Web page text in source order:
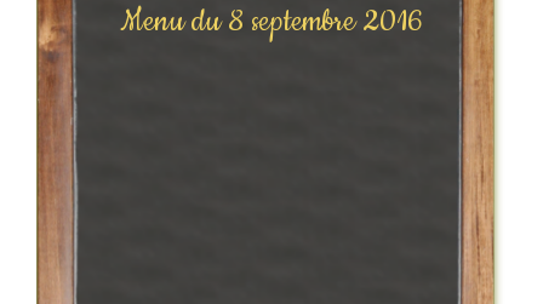
Menu du 8 septembre 2016